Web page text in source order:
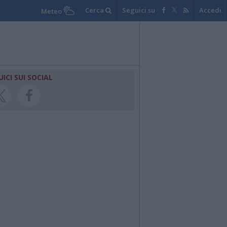
Meteo Cerca Seguici su Accedi
SUI SOCIAL